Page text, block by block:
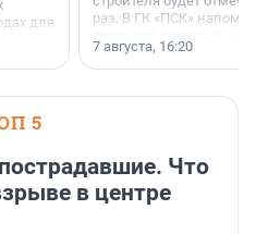
для
раз. В ГК «ПСК»
поменялась роль
7 августа, 16:20
5
Что
в центре